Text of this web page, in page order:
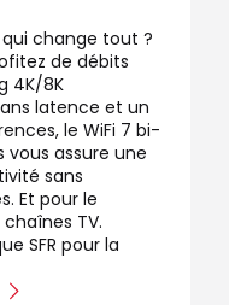
change tout ?
de débits
4K/8K
latence et un
le WiFi 7 bi-
assure une
sans
Et pour le
TV.
SFR pour la